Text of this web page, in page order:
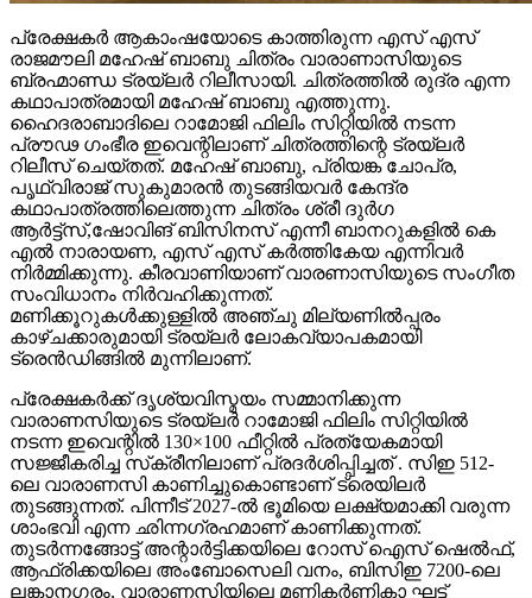
പ്രേക്ഷകർ ആകാംഷയോടെ കാത്തിരുന്ന എസ് എസ്
രാജമൗലി മഹേഷ് ബാബു ചിത്രം വാരാണാസിയുടെ
ബ്രഹ്മാണ്ഡ ട്രയ്ലർ റിലീസായി. ചിത്രത്തിൽ രുദ്ര എന്ന
കഥാപാത്രമായി മഹേഷ് ബാബു എത്തുന്നു.
ഹൈദരാബാദിലെ റാമോജി ഫിലിം സിറ്റിയിൽ നടന്ന
പ്രൗഢ ഗംഭീര ഇവെന്റിലാണ് ചിത്രത്തിന്റെ ട്രയ്ലർ
റിലീസ് ചെയ്തത്. മഹേഷ് ബാബു, പ്രിയങ്ക ചോപ്ര,
പൃഥ്വിരാജ് സുകുമാരൻ തുടങ്ങിയവർ കേന്ദ്ര
കഥാപാത്രത്തിലെത്തുന്ന ചിത്രം ശ്രീ ദുർഗ
ആർട്ട്സ്,ഷോവിങ് ബിസിനസ് എന്നീ ബാനറുകളിൽ കെ
എൽ നാരായണ, എസ് എസ് കർത്തികേയ എന്നിവർ
നിർമ്മിക്കുന്നു. കീരവാണിയാണ് വാരണാസിയുടെ സംഗീത
സംവിധാനം നിർവഹിക്കുന്നത്.
മണിക്കൂറുകൾക്കുള്ളിൽ അഞ്ചു മില്യണിൽപ്പരം
കാഴ്ചക്കാരുമായി ട്രയ്ലർ ലോകവ്യാപകമായി
ട്രെൻഡിങ്ങിൽ മുന്നിലാണ്.
പ്രേക്ഷകർക്ക് ദൃശ്യവിസ്മയം സമ്മാനിക്കുന്ന
വാരാണസിയുടെ ട്രയ്ലർ റാമോജി ഫിലിം സിറ്റിയിൽ
നടന്ന ഇവെന്റിൽ 130×100 ഫീറ്റിൽ പ്രത്യേകമായി
സജ്ജീകരിച്ച സ്‌ക്രീനിലാണ് പ്രദർശിപ്പിച്ചത് . സിഇ 512-
ലെ വാരാണസി കാണിച്ചുകൊണ്ടാണ് ട്രെയിലര്‍
തുടങ്ങുന്നത്. പിന്നീട് 2027-ല്‍ ഭൂമിയെ ലക്ഷ്യമാക്കി വരുന്ന
ശാംഭവി എന്ന ഛിന്നഗ്രഹമാണ് കാണിക്കുന്നത്.
തുടര്‍ന്നങ്ങോട്ട് അന്റാര്‍ട്ടിക്കയിലെ റോസ് ഐസ് ഷെല്‍ഫ്,
ആഫ്രിക്കയിലെ അംബോസെലി വനം, ബിസിഇ 7200-ലെ
ലങ്കാനഗരം, വാരാണസിയിലെ മണികര്‍ണികാ ഘട്ട്